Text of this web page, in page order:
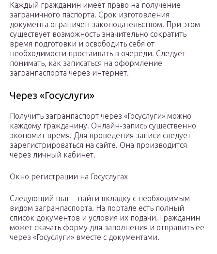
Каждый гражданин имеет право на получение
заграничного паспорта. Срок изготовления
документа ограничен законодательством. При этом
существует возможность значительно сократить
время подготовки и освободить себя от
необходимости простаивать в очереди. Следует
понимать, как записаться на оформление
загранпаспорта через интернет.
Через «Госуслуги»
Получить загранпаспорт через «Госуслуги» можно
каждому гражданину. Онлайн-запись существенно
экономит время. Для проведения записи следует
зарегистрироваться на сайте. Она производится
через личный кабинет.
Окно регистрации на Госуслугах
Следующий шаг – найти вкладку с необходимым
видом загранпаспорта. На портале есть полный
список документов и условия их подачи. Гражданин
может скачать форму для заполнения и отправить ее
через «Госуслуги» вместе с документами.